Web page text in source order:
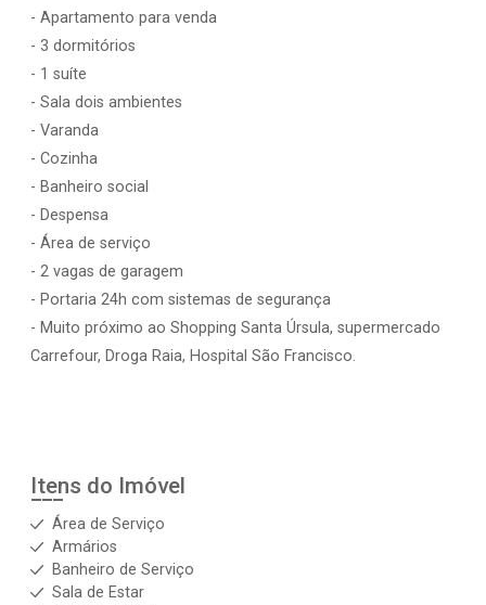
- Apartamento para venda
- 3 dormitórios
- 1 suíte
- Sala dois ambientes
- Varanda
- Cozinha
- Banheiro social
- Despensa
- Área de serviço
- 2 vagas de garagem
- Portaria 24h com sistemas de segurança
- Muito próximo ao Shopping Santa Úrsula, supermercado
Carrefour, Droga Raia, Hospital São Francisco.
Itens do Imóvel
Área de Serviço
Armários
Banheiro de Serviço
Sala de Estar